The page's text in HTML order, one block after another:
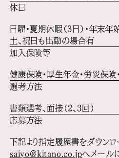
休日
日曜・夏期休暇（3日）・年末
土、祝日も出勤の場合有
加入保険等
健康保険・厚生年金・労災保険
選考方法
書類選考、面接（2、3回）
応募方法
下記より指定履歴書をダウンロ
saiyo@kitano.co.jpへメール